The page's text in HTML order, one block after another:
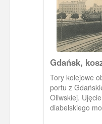
Gdańsk,
w Nowym
Tory kolejowe
portu z
Oliwskiej.
diabelskiego